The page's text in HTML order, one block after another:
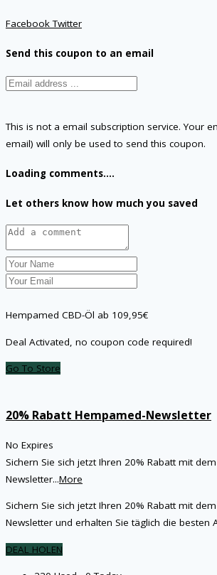
FacebookTwitter
Send this coupon to an email
This is not a email subscription service. Your
email) will only be used to send this coupon.
Loading comments....
Let others know how much you saved
Hempamed CBD-Öl ab 109,95€
Deal Activated, no coupon code required!
Go To Store
20% Rabatt Hempamed-Newsletter
No Expires
Sichern Sie sich jetzt Ihren 20% Rabatt mit
Newsletter...More
Sichern Sie sich jetzt Ihren 20% Rabatt mit
Newsletter und erhalten Sie täglich die besten
DEAL HOLEN